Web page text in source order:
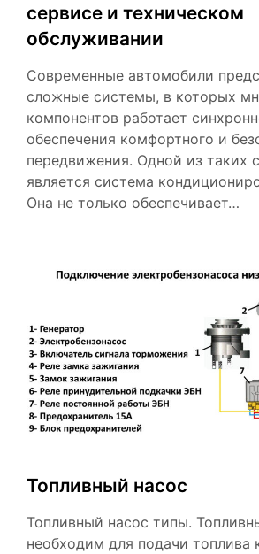
сервисе и техническом
обслуживании
Современные автомобили
сложные системы, в которых
компонентов работает
обеспечения комфортного и
передвижения. Одной из таких
является система
Она не только обеспечивает…
Топливный насос
Топливный насос типы.
необходим для подачи топлива